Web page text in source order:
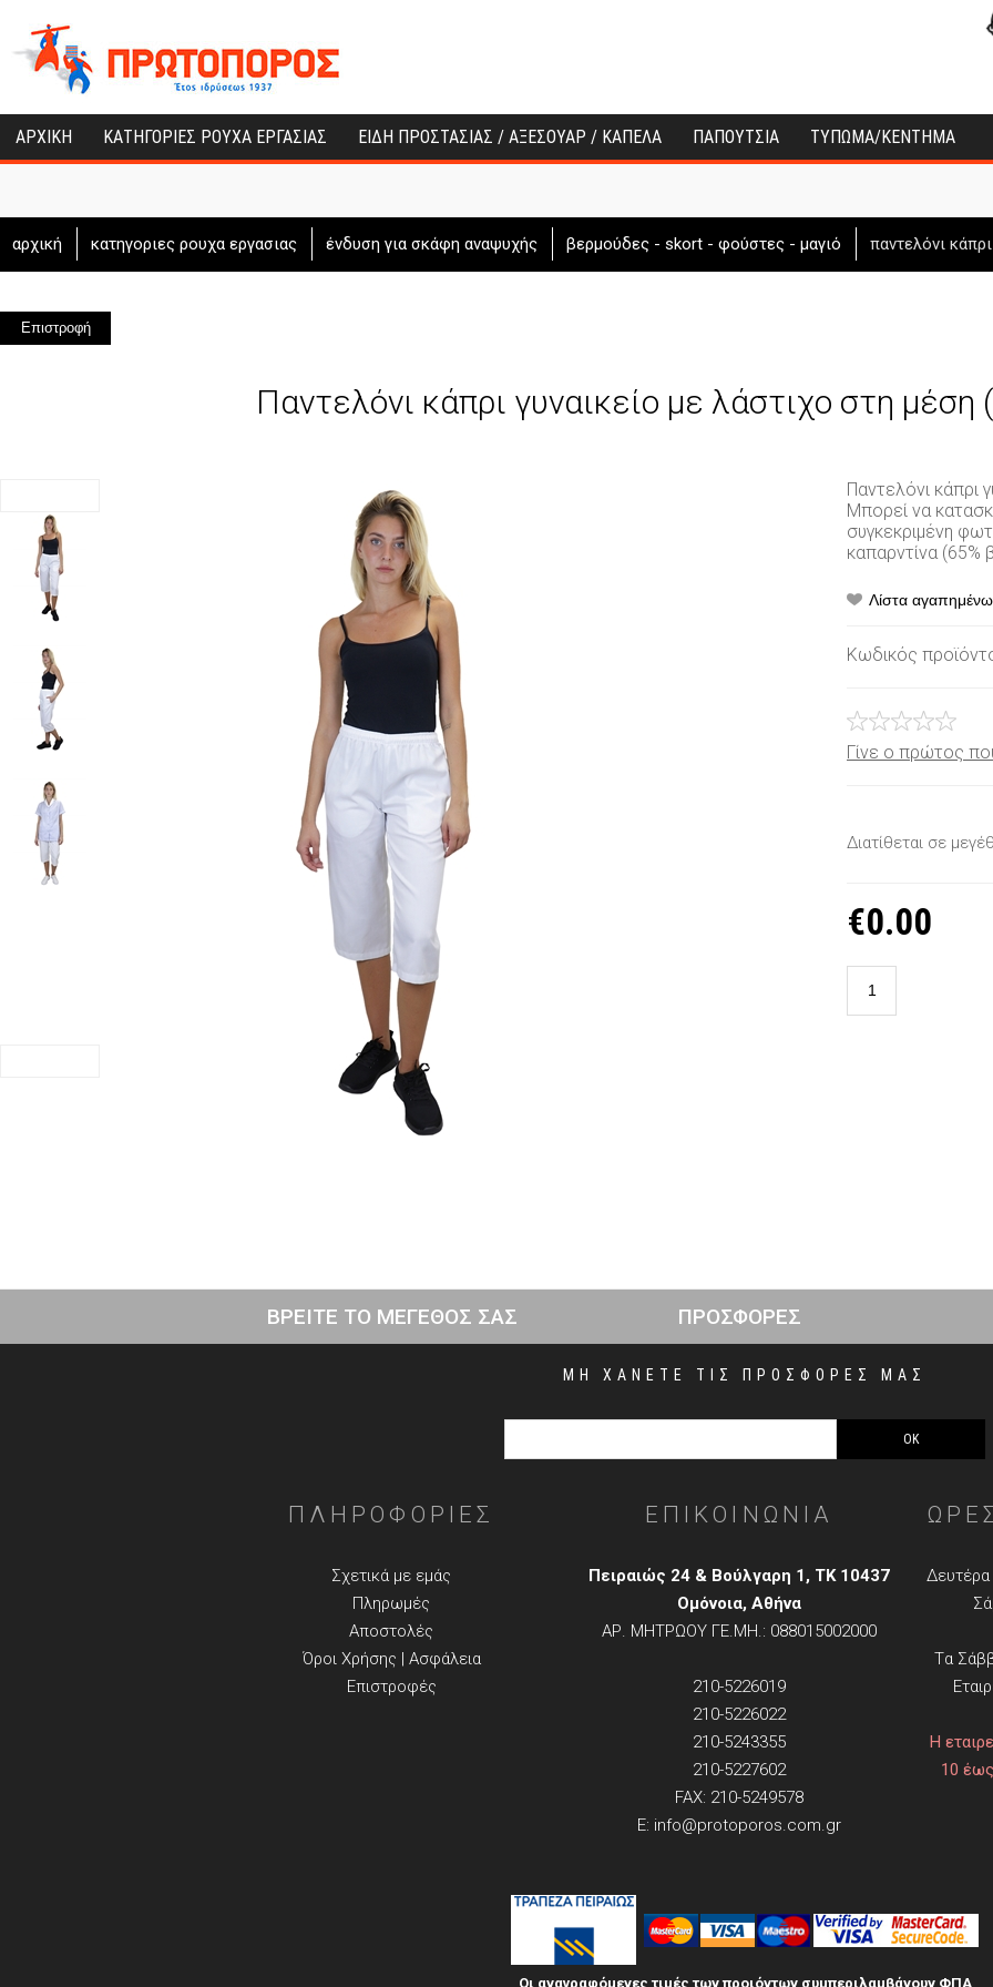
ΑΡΧΙΚΗ ΚΑΤΗΓΟΡΙΕΣ ΡΟΥΧΑ ΕΡΓΑΣΙΑΣ ΕΙΔΗ ΠΡΟΣΤΑΣΙΑΣ / ΑΞΕΣΟΥΑΡ / ΚΑΠΕΛΑ ΠΑΠΟΥΤΣΙΑ ΤΥΠΩΜΑ/ΚΕΝΤΗΜΑ
αρχική κατηγοριες ρουχα εργασιας ένδυση για σκάφη αναψυχής βερμούδες - skort - φούστες - μαγιό παντελόνι
Επιστροφή
Παντελόνι κάπρι γυναικείο με λάστιχο στη
Παντελόνι κάπρι
Μπορεί να
συγκεκριμένη
καπαρντίνα (65%
Κωδικός
Γίνε ο πρώτος
Διατίθεται σε
€0.00
ΒΡΕΙΤΕ ΤΟ ΜΕΓΕΘΟΣ ΣΑΣ ΠΡΟΣΦΟΡΕΣ
ΜΗ ΧΑΝΕΤΕ ΤΙΣ ΠΡΟΣΦΟΡΕΣ ΜΑΣ
ΠΛΗΡΟΦΟΡΙΕΣ
Σχετικά με εμάς
Πληρωμές
Αποστολές
Όροι Χρήσης | Ασφάλεια
Επιστροφές
ΕΠΙΚΟΙΝΩΝΙΑ
Πειραιώς 24 & Βούλγαρη 1, TK 10437
Ομόνοια, Αθήνα
ΑΡ. ΜΗΤΡΩΟΥ ΓΕ.ΜΗ.: 088015002000
210-5226019
210-5226022
210-5243355
210-5227602
FAX: 210-5249578
E: info@protoporos.com.gr
Tα
Η
10
Οι αναγραφόμενες τιμές των προιόντων συμπεριλαμβάνουν ΦΠΑ